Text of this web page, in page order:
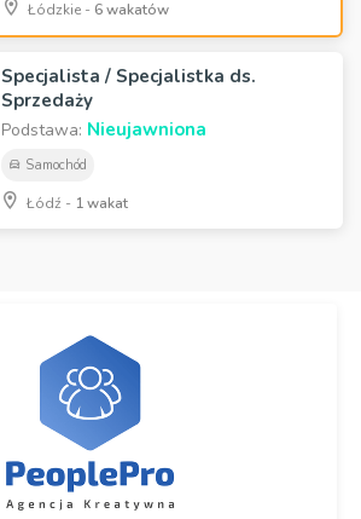
Łódzkie - 6 wakatów
Specjalista / Specjalistka ds.
Sprzedaży
Podstawa: Nieujawniona
Samochód
Łódź - 1 wakat